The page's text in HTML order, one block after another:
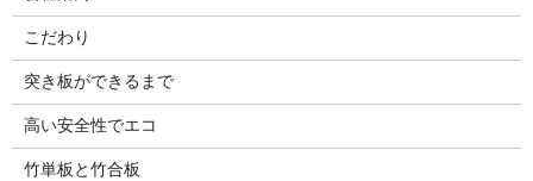
こだわり
突き板ができるまで
高い安全性でエコ
竹単板と竹合板